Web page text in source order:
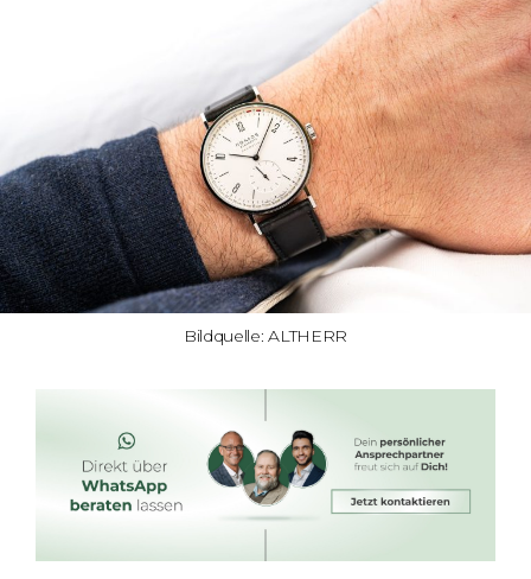
Bildquelle: ALTHERR